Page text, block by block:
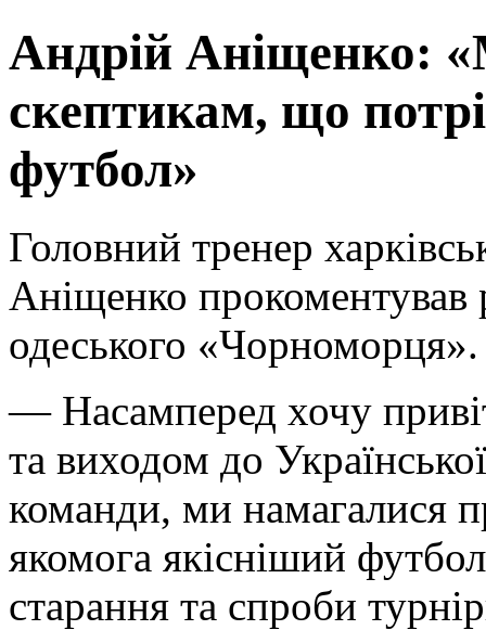
Андрій Аніщенко:
скептикам, що
футбол»
Головний тренер
Аніщенко прокоментував
одеського «Чорноморця».
— Насамперед хочу
та виходом до
команди, ми намагалися
якомога якісніший
старання та спроби